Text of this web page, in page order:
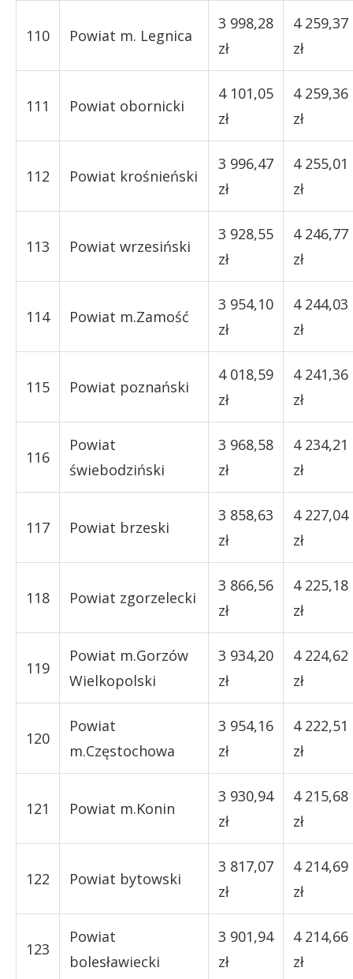
110 Powiat m. Legnica
3 998,28
zł
4 259,37
zł
111 Powiat obornicki
4 101,05
zł
4 259,36
zł
112 Powiat krośnieński
3 996,47
zł
4 255,01
zł
113 Powiat wrzesiński
3 928,55
zł
4 246,77
zł
114 Powiat m.Zamość
3 954,10
zł
4 244,03
zł
115 Powiat poznański
4 018,59
zł
4 241,36
zł
116
Powiat
świebodziński
3 968,58
zł
4 234,21
zł
117 Powiat brzeski
3 858,63
zł
4 227,04
zł
118 Powiat zgorzelecki
3 866,56
zł
4 225,18
zł
119
Powiat m.Gorzów
Wielkopolski
3 934,20
zł
4 224,62
zł
120
Powiat
m.Częstochowa
3 954,16
zł
4 222,51
zł
121 Powiat m.Konin
3 930,94
zł
4 215,68
zł
122 Powiat bytowski
3 817,07
zł
4 214,69
zł
123
Powiat
bolesławiecki
3 901,94
zł
4 214,66
zł